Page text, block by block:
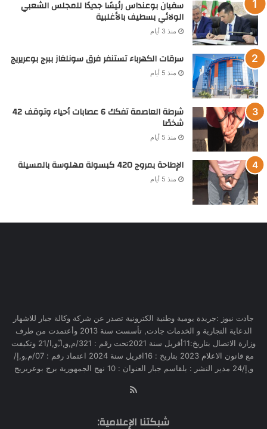
سفيان بوعنداس رئيسًا جديدًا للمجلس الشعبي
الولائي بسطيف بالأغلبية
منذ 3 أيام
سرقات الكهرباء تستنفر فرق سونلغاز ببرج بوعريريج
منذ 5 أيام
شرطة العاصمة تفكك 6 عصابات أحياء وتوقف 42
شخصًا
منذ 5 أيام
الإطاحة بمروج 420 كبسولة مهلوسة بالمسيلة
منذ 5 أيام
جادت نيوز :جريدة يومية وطنية الكترونية تصدر عن شركة وكالة جبار للاشهار
الدعاية التجارية و الخدمات جادت, تأسست سنة 2013 وأعتمدت من طرف
وزارة الاتصال بتاريخ:11أفريل سنة 2021تحت رقم : 321/م,و,ا,ّو,ا/21 وتكيفت
مع قانون الاعلام 2023 بتاريخ : 16افريل سنة 2024 اعتماد رقم : 07/م,و,إ/
و,إ/24 مدير النشر : بلقاسم جبار العنوان : 10 نهج الجمهورية برج بوعريريج
شبكتنا الإعلامية: